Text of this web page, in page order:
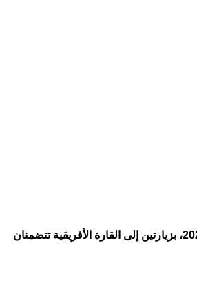
وكان نائب وزير الخارجية الروسي ميخائيل بوغدانوف، صرح في نونبر الماضي، بأن وزير الخارجية لافروف “سيقوم في الفترة من يناير إلى فبراير من 2023، بزيارتين إلى القارة الأفريقية تتضمنان